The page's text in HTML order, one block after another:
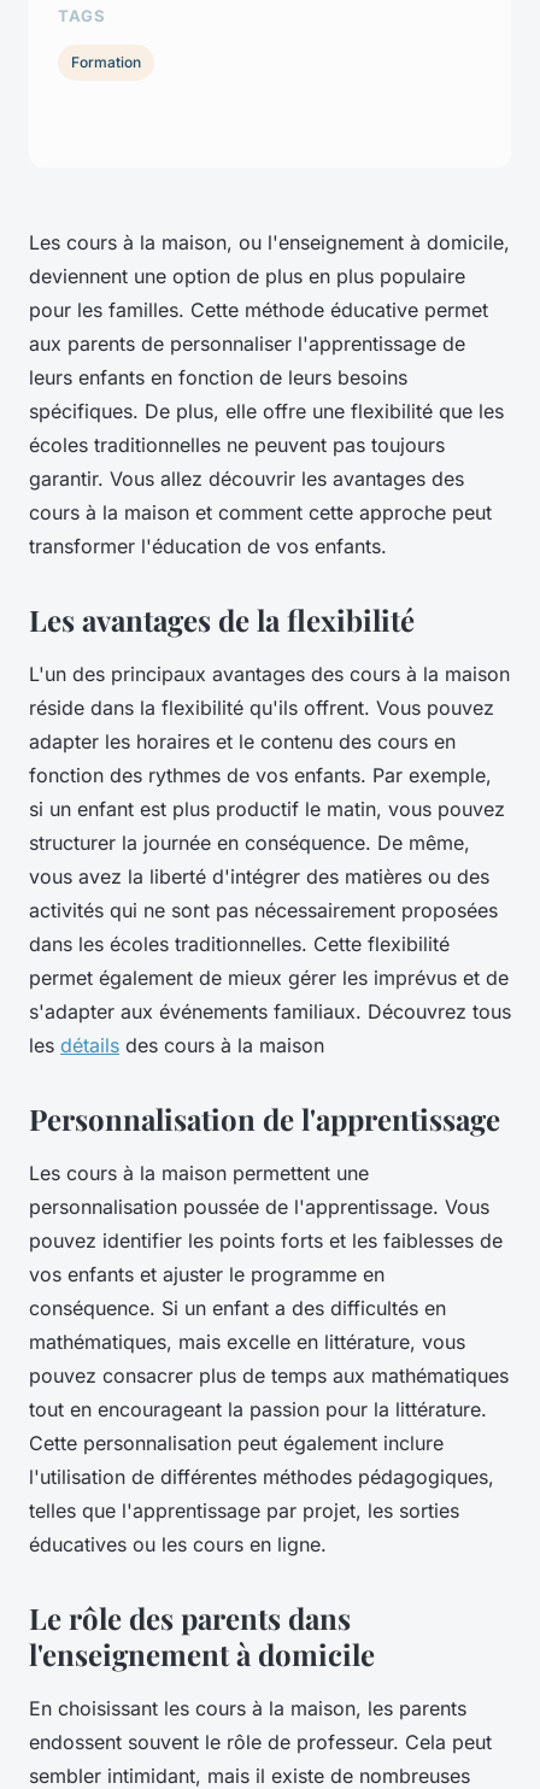
Les cours à la maison, ou l'enseignement à domicile,
deviennent une option de plus en plus populaire
pour les familles. Cette méthode éducative permet
aux parents de personnaliser l'apprentissage de
leurs enfants en fonction de leurs besoins
spécifiques. De plus, elle offre une flexibilité que les
écoles traditionnelles ne peuvent pas toujours
garantir. Vous allez découvrir les avantages des
cours à la maison et comment cette approche peut
transformer l'éducation de vos enfants.
Les avantages de la flexibilité
L'un des principaux avantages des cours à la maison
réside dans la flexibilité qu'ils offrent. Vous pouvez
adapter les horaires et le contenu des cours en
fonction des rythmes de vos enfants. Par exemple,
si un enfant est plus productif le matin, vous pouvez
structurer la journée en conséquence. De même,
vous avez la liberté d'intégrer des matières ou des
activités qui ne sont pas nécessairement proposées
dans les écoles traditionnelles. Cette flexibilité
permet également de mieux gérer les imprévus et de
s'adapter aux événements familiaux. Découvrez tous
les détails des cours à la maison
Personnalisation de l'apprentissage
Les cours à la maison permettent une
personnalisation poussée de l'apprentissage. Vous
pouvez identifier les points forts et les faiblesses de
vos enfants et ajuster le programme en
conséquence. Si un enfant a des difficultés en
mathématiques, mais excelle en littérature, vous
pouvez consacrer plus de temps aux mathématiques
tout en encourageant la passion pour la littérature.
Cette personnalisation peut également inclure
l'utilisation de différentes méthodes pédagogiques,
telles que l'apprentissage par projet, les sorties
éducatives ou les cours en ligne.
Le rôle des parents dans
l'enseignement à domicile
En choisissant les cours à la maison, les parents
endossent souvent le rôle de professeur. Cela peut
sembler intimidant, mais il existe de nombreuses
TAGS
Formation